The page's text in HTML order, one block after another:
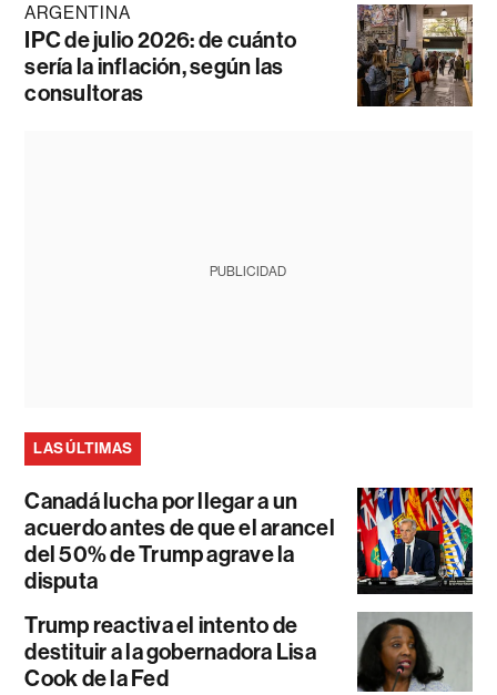
ARGENTINA
IPC de julio 2026: de cuánto
sería la inflación, según las
consultoras
PUBLICIDAD
LAS ÚLTIMAS
Canadá lucha por llegar a un
acuerdo antes de que el arancel
del 50% de Trump agrave la
disputa
Trump reactiva el intento de
destituir a la gobernadora Lisa
Cook de la Fed